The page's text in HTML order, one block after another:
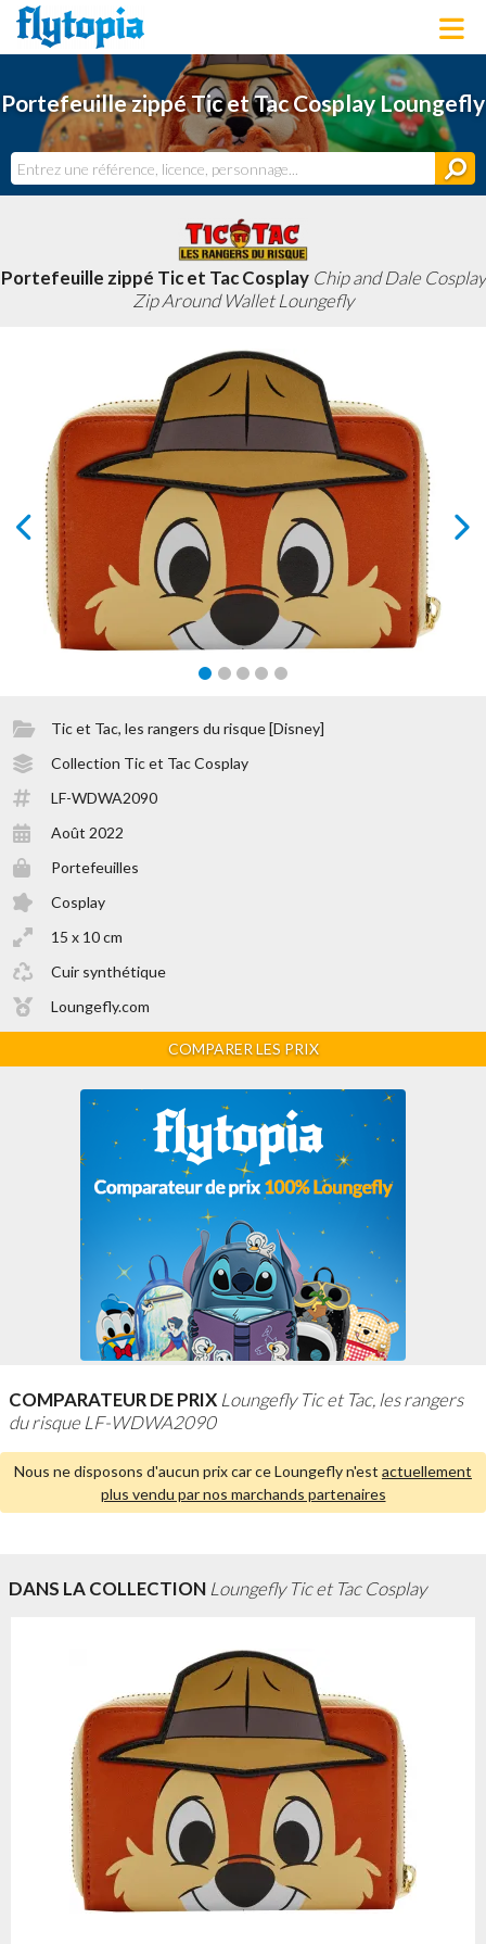
LOUNGEFLY
LICENCES
NOUVEAUTÉS
BONS PLANS
ACTUALITÉS
DERNIERS AJOUTS
Portefeuille zippé Tic et Tac Cosplay Loungefly
Portefeuille zippé Tic et Tac Cosplay Chip and Dale Cosplay
Zip Around Wallet Loungefly
prev next
Tic et Tac, les rangers du risque [Disney]
Collection Tic et Tac Cosplay
LF-WDWA2090
Août 2022
Portefeuilles
Cosplay
15 x 10 cm
Cuir synthétique
Loungefly.com
COMPARER LES PRIX
COMPARATEUR DE PRIX Loungefly Tic et Tac, les rangers
du risque LF-WDWA2090
Nous ne disposons d'aucun prix car ce Loungefly n'est actuellement
plus vendu par nos marchands partenaires
DANS LA COLLECTION Loungefly Tic et Tac Cosplay